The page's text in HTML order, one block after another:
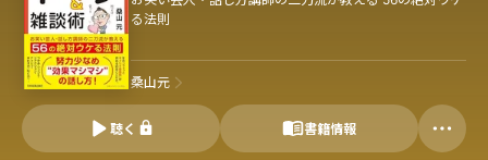
る法則
桑山元
聴く 書籍情報